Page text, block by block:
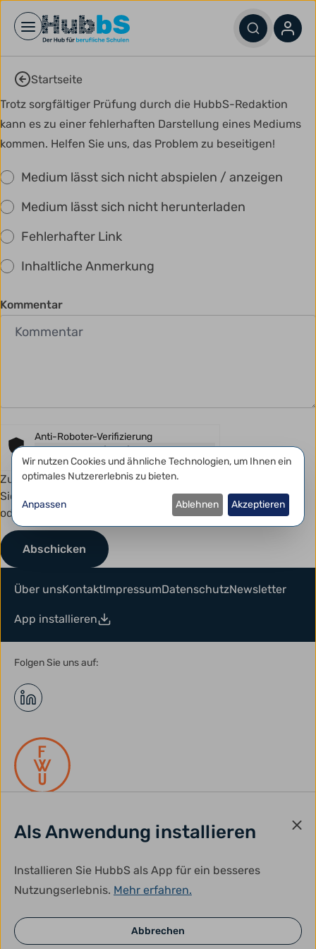
Open main menu
Startseite
Trotz sorgfältiger Prüfung durch die HubbS-Redaktion
kann es zu einer fehlerhaften Darstellung eines Mediums
kommen. Helfen Sie uns, das Problem zu beseitigen!
Medium lässt sich nicht abspielen / anzeigen
Medium lässt sich nicht herunterladen
Fehlerhafter Link
Inhaltliche Anmerkung
Kommentar
Anti-Roboter-Verifizierung
Hier klicken
FriendlyCaptcha ⇗
Zum Schutz vor Spam kann dieses Formular eine kurze
Sicherheitsprüfung erfordern. Diese erfolgt automatisch
oder mit einem einfachen Klick.
Als Anwendung installieren
Installieren Sie HubbS als App für ein besseres
Nutzungserlebnis. Mehr erfahren.
Abbrechen
Über unsKontaktImpressumDatenschutzNewsletter
App installieren
Folgen Sie uns auf:
gefördert durch:
Datenschutzeinstellungen
Wir nutzen Cookies und ähnliche Technologien, um Ihnen ein
optimales Nutzererlebnis zu bieten.
Anpassen Ablehnen Akzeptieren